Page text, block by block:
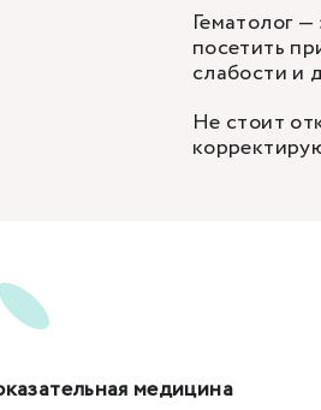
Гематолог
посетить
слабости и
Не стоит
медицина